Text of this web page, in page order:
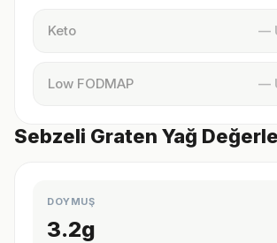
Keto —
Low FODMAP —
Sebzeli Graten Yağ
DOYMUŞ
3.2g